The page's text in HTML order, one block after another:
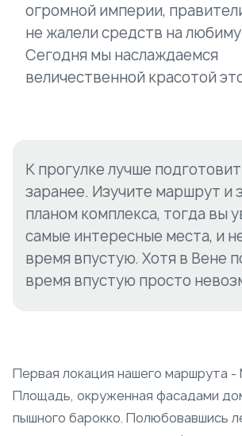
огромной империи,
не жалели средств на
Сегодня мы наслаждаемся
величественной красотой
К прогулке лучше
заранее. Изучите маршрут и
планом комплекса, тогда вы
самые интересные места, и
время впустую. Хотя в Вене
время впустую просто
Первая локация нашего маршрута -
Площадь, окруженная фасадами
пышного барокко. Полюбовавшись